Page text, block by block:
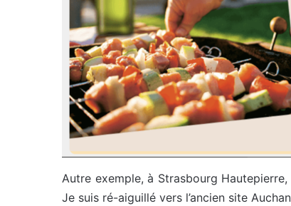
Autre exemple, à Strasbourg
Je suis ré-aiguillé vers l’ancien site